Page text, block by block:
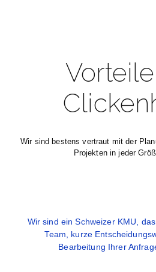
Wir sind bestens vertraut mit der
Projekten in jeder
Wir sind ein Schweizer KMU,
Team, kurze
Bearbeitung Ihrer